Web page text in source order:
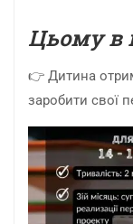
Цьому в
👉 Дитина
заробити свої